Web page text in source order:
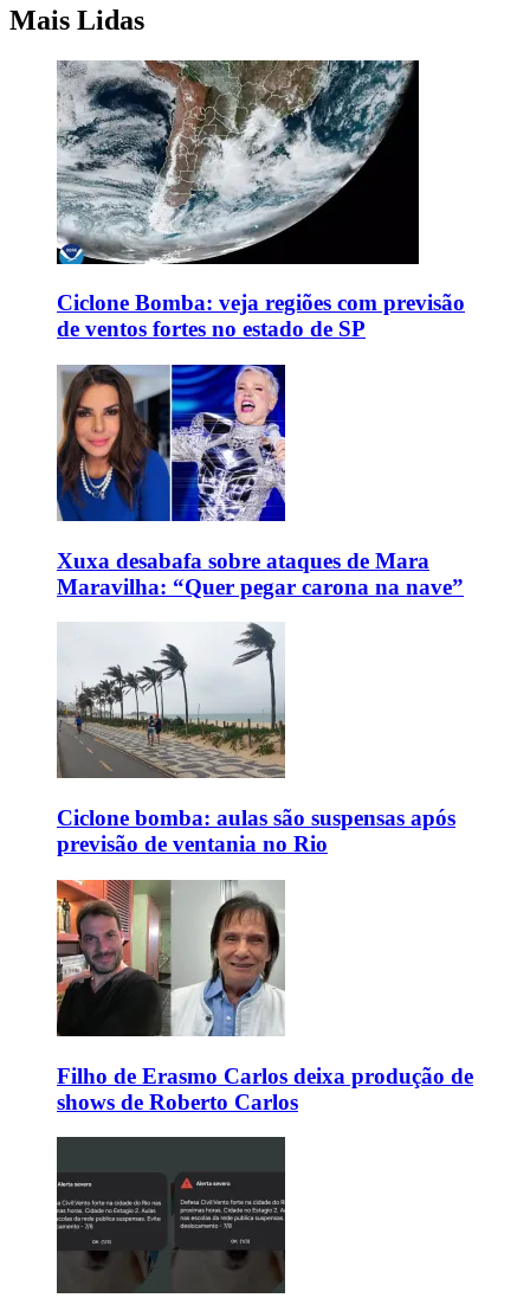
Mais Lidas
Ciclone Bomba: veja regiões com previsão
de ventos fortes no estado de SP
Xuxa desabafa sobre ataques de Mara
Maravilha: “Quer pegar carona na nave”
Ciclone bomba: aulas são suspensas após
previsão de ventania no Rio
Filho de Erasmo Carlos deixa produção de
shows de Roberto Carlos